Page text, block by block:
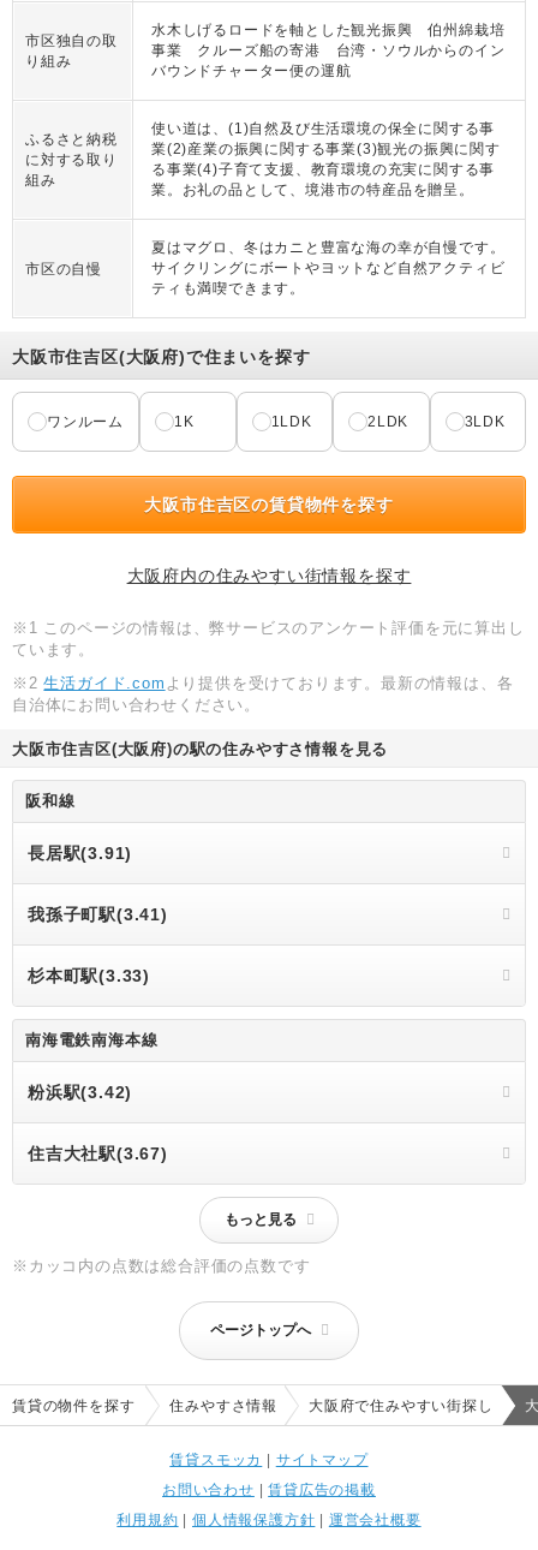
市区独自の取
り組み
水木しげるロードを軸とした観光振興 伯州綿栽培
事業 クルーズ船の寄港 台湾・ソウルからのイン
バウンドチャーター便の運航
ふるさと納税
に対する取り
組み
使い道は、(1)自然及び生活環境の保全に関する事
業(2)産業の振興に関する事業(3)観光の振興に関す
る事業(4)子育て支援、教育環境の充実に関する事
業。お礼の品として、境港市の特産品を贈呈。
市区の自慢
夏はマグロ、冬はカニと豊富な海の幸が自慢です。
サイクリングにボートやヨットなど自然アクティビ
ティも満喫できます。
大阪市住吉区(大阪府)で住まいを探す
ワンルーム 1K 1LDK 2LDK 3LDK
大阪市住吉区の賃貸物件を探す
大阪府内の住みやすい街情報を探す
※1 このページの情報は、弊サービスのアンケート評価を元に算出し
ています。
※2生活ガイド.com より提供を受けております。最新の情報は、各
自治体にお問い合わせください。
大阪市住吉区(大阪府)の駅の住みやすさ情報を見る
阪和線
長居駅(3.91)
我孫子町駅(3.41)
杉本町駅(3.33)
南海電鉄南海本線
粉浜駅(3.42)
住吉大社駅(3.67)
もっと見る
※カッコ内の点数は総合評価の点数です
ページトップへ
賃貸の物件を探す 住みやすさ情報 大阪府で住みやすい街探し
賃貸スモッカ
サイトマップ
お問い合わせ |賃貸広告の掲載
利用規約
個人情報保護方針 運営会社概要